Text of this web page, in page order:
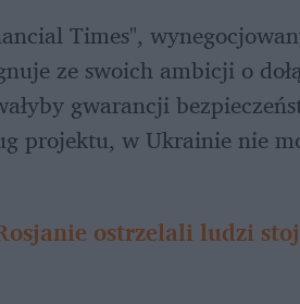
ze swoich ambicji o
gwarancji
projektu, w Ukrainie nie
ostrzelali ludzi